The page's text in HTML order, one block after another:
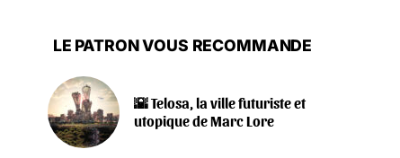
LE PATRON VOUS RECOMMANDE
🌇 Telosa, la ville futuriste et
utopique de Marc Lore